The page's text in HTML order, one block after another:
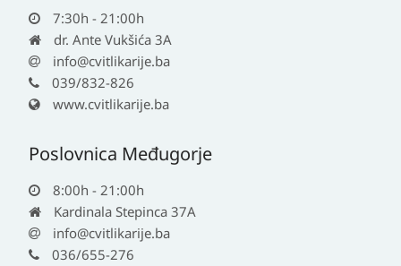
7:30h - 21:00h
dr. Ante Vukšića 3A
info@cvitlikarije.ba
039/832-826
www.cvitlikarije.ba
Poslovnica Međugorje
8:00h - 21:00h
Kardinala Stepinca 37A
info@cvitlikarije.ba
036/655-276